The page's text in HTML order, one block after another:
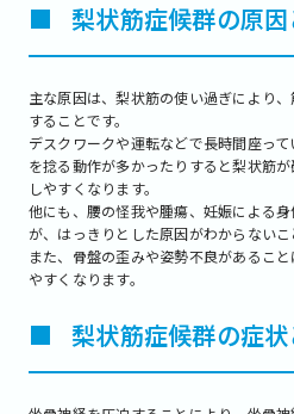
■ 梨状筋症候群の原因
主な原因は、梨状筋の使い過ぎにより
することです。
デスクワークや運転などで長時間座っ
を捻る動作が多かったりすると梨状筋
しやすくなります。
他にも、腰の怪我や腫瘍、妊娠による
が、はっきりとした原因がわからないこ
また、骨盤の歪みや姿勢不良があるこ
やすくなります。
■ 梨状筋症候群の症状